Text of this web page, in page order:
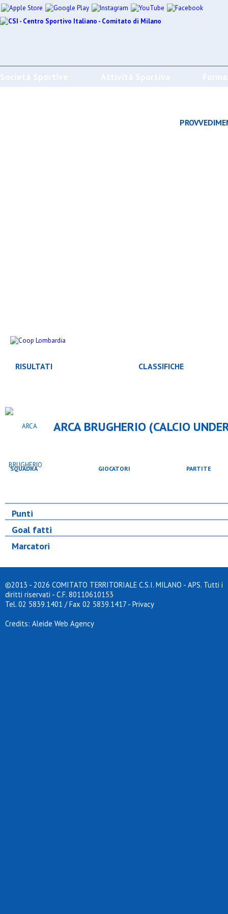
Società Sportive Attività Sportiva
RISULTATI CLASSIFICHE
ARCA BRUGHERIO (CALCIO
SQUADRA GIOCATORI PARTITE
Punti
Goal fatti
Marcatori
©2013 - 2026 COMITATO TERRITORIALE C.S.I. MILANO - APS. Tutti i
diritti riservati - C.F. 80110610153
Tel. 02 5839.1401 / Fax 02 5839.1417 - Privacy
Credits: Aleide Web Agency